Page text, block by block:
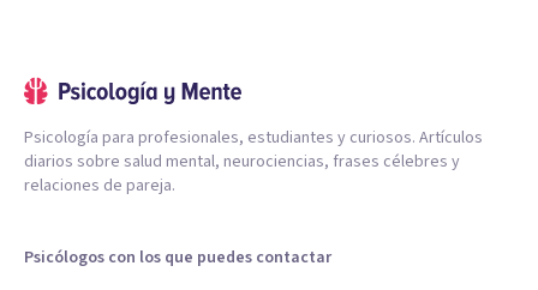
Psicología para profesionales, estudiantes y curiosos. Artículos
diarios sobre salud mental, neurociencias, frases célebres y
relaciones de pareja.
Psicólogos con los que puedes contactar